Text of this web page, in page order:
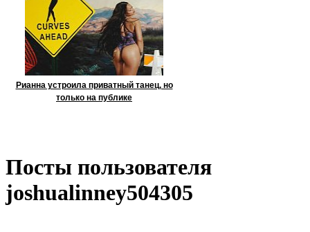
Рианна устроила приватный танец, но
только на публике
Посты пользователя
joshualinney504305